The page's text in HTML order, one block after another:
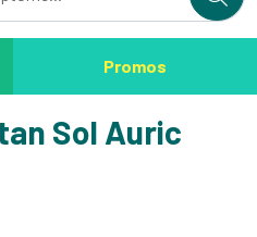
Promos
Sol Auric